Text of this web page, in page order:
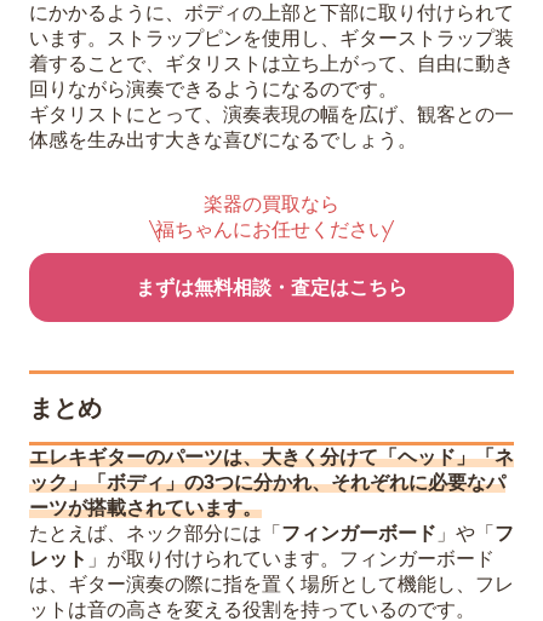
にかかるように、ボディの上部と下部に取り付けられて
います。ストラップピンを使用し、ギターストラップ装
着することで、ギタリストは立ち上がって、自由に動き
回りながら演奏できるようになるのです。
ギタリストにとって、演奏表現の幅を広げ、観客との一
体感を生み出す大きな喜びになるでしょう。
楽器の買取なら
福ちゃんにお任せください
まずは無料相談・査定はこちら
まとめ
エレキギターのパーツは、大きく分けて「ヘッド」「ネ
ック」「ボディ」の3つに分かれ、それぞれに必要なパ
ーツが搭載されています。
たとえば、ネック部分には「 フィンガーボード 」や「 フ
レット 」が取り付けられています。フィンガーボード
は、ギター演奏の際に指を置く場所として機能し、フレ
ットは音の高さを変える役割を持っているのです。